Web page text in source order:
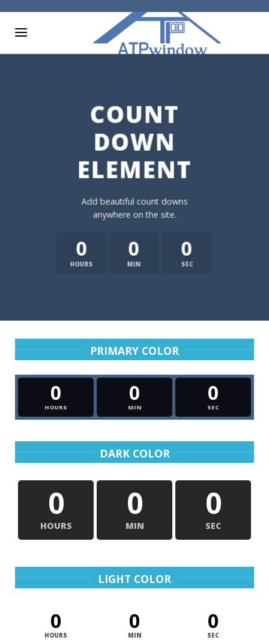
content
COUNT
DOWN
ELEMENT
Add beautiful count downs
anywhere on the site.
0
HOURS
0
MIN
0
SEC
PRIMARY COLOR
0
HOURS
0
MIN
0
SEC
DARK COLOR
0
HOURS
0
MIN
0
SEC
LIGHT COLOR
0
HOURS
0
MIN
0
SEC